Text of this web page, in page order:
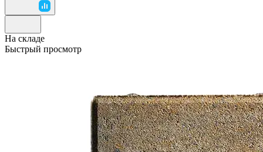
На складе
Быстрый просмотр